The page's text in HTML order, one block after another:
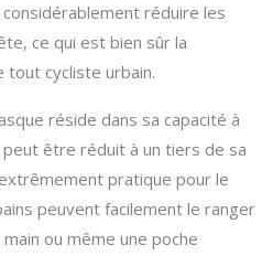
réduire les
ce qui est bien sûr la
tout cycliste urbain.
réside dans sa capacité à
peut être réduit à un tiers de sa
pratique pour le
peuvent facilement le ranger
ou même une poche